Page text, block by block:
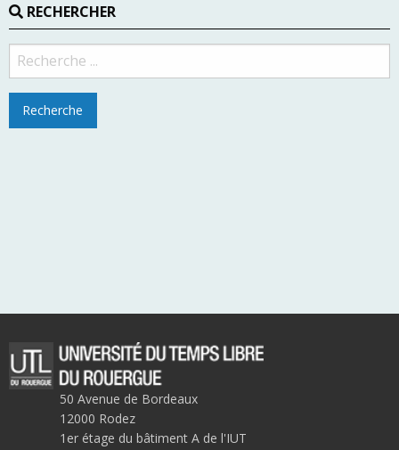
RECHERCHER
50 Avenue de Bordeaux
12000 Rodez
1er étage du bâtiment A de l'IUT